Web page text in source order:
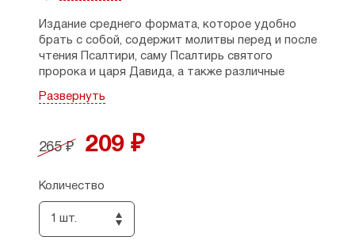
Издание среднего формата, которое удобно
брать с собой, содержит молитвы перед и после
чтения Псалтири, саму Псалтирь святого
пророка и царя Давида, а также различные
случаи жизни, информацию о Псалтири и как
малопонятных слов и выражений.
советом Русской Православной Церкви.
Содержание:
Молитвы перед началом чтения Псалтири — 5
Развернуть
265 ₽ 209 ₽
Количество
1 шт.